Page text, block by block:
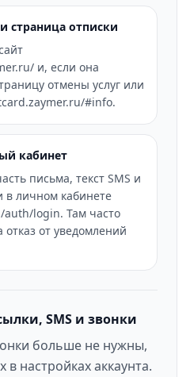
страница отписки
и, если она
отмены услуг или
#info.
кабинет
письма, текст SMS и
в личном кабинете
login. Там часто
от уведомлений
SMS и звонки
больше не нужны,
в настройках аккаунта.